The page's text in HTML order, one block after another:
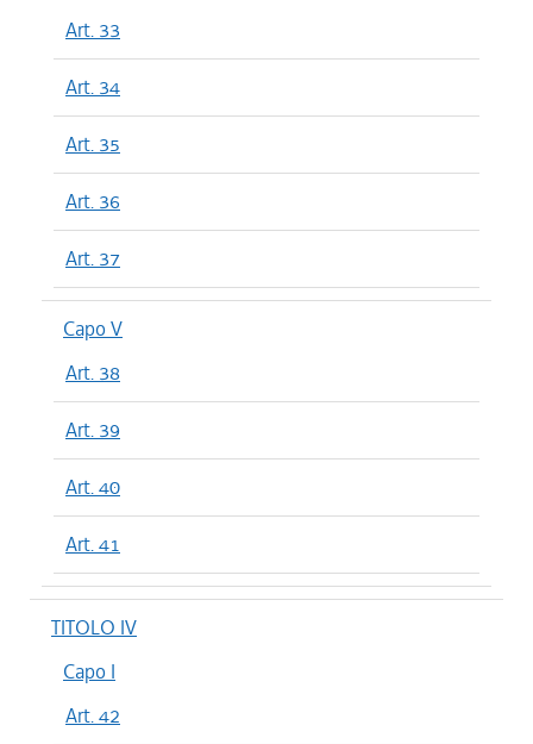
Art. 33
Art. 34
Art. 35
Art. 36
Art. 37
Capo V
Art. 38
Art. 39
Art. 40
Art. 41
TITOLO IV
Capo I
Art. 42